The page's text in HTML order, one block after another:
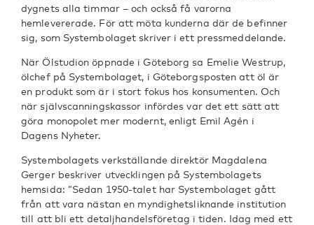
dygnets alla timmar – och också få varorna
hemlevererade. För att möta kunderna där de befinner
sig, som Systembolaget skriver i ett pressmeddelande.
När Ölstudion öppnade i Göteborg sa Emelie Westrup,
ölchef på Systembolaget, i Göteborgsposten att öl är
en produkt som är i stort fokus hos konsumenten. Och
när självscanningskassor infördes var det ett sätt att
göra monopolet mer modernt, enligt Emil Agén i
Dagens Nyheter.
Systembolagets verkställande direktör Magdalena
Gerger beskriver utvecklingen på Systembolagets
hemsida: ”Sedan 1950-talet har Systembolaget gått
från att vara nästan en myndighetsliknande institution
till att bli ett detaljhandelsföretag i tiden. Idag med ett